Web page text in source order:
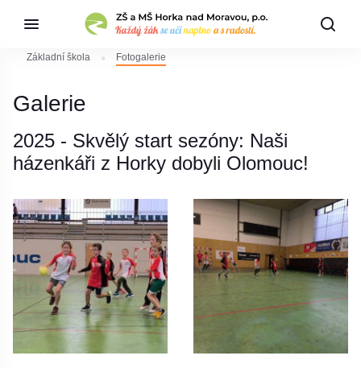
Základní škola Fotogalerie
Galerie
2025 - Skvělý start sezóny: Naši
házenkáři z Horky dobyli Olomouc!